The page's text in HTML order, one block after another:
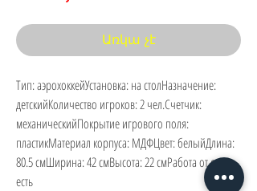
Առկա չէ
Тип: аэрохоккейУстановка: на столНазначение:
детскийКоличество игроков: 2 чел.Счетчик:
механическийПокрытие игрового поля:
пластикМатериал корпуса: МДФЦвет: белыйДлина:
80.5 смШирина: 42 смВысота: 22 смРабота от сети:
есть